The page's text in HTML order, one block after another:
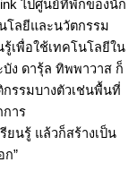
ไปศูนย์ที่พักของนัก
โลยีและนวัตกรรม
เพื่อใช้เทคโนโลยีใน
ง ดารุ้ล ทิพพาวาส ก็
รรมบางตัวเช่นพื้นที่
การ
ยนรู้ แล้วก็สร้างเป็น
”